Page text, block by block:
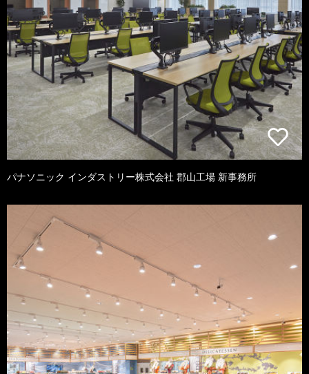
パナソニック インダストリー株式会社 郡山工場 新事務所